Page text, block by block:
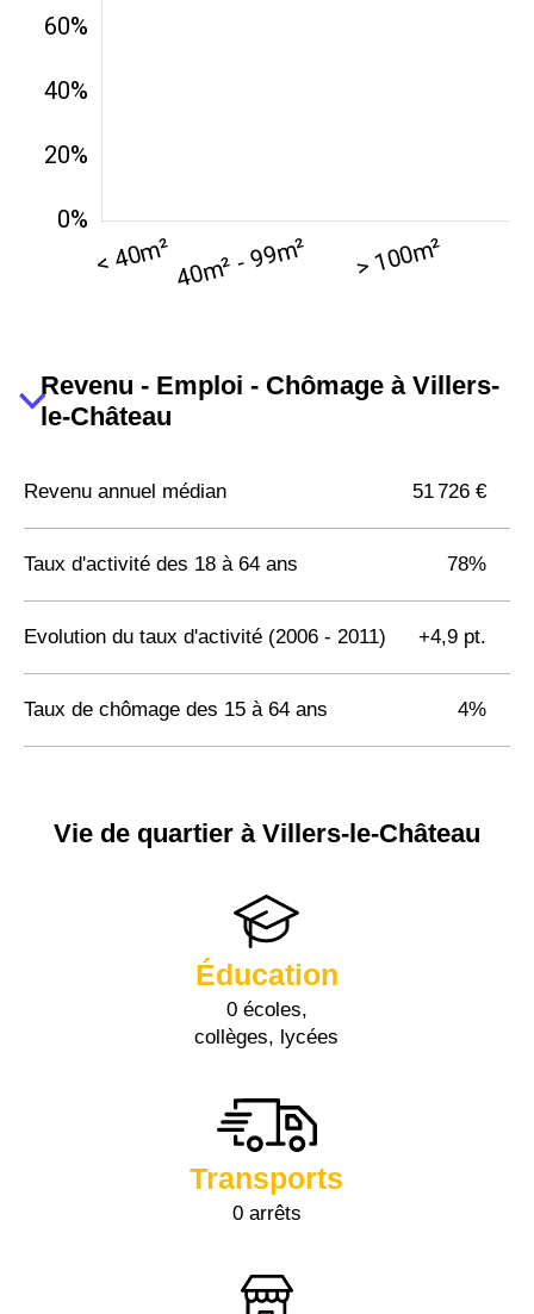
Revenu - Emploi - Chômage à Villers-
le-Château
Revenu annuel médian 51 726 €
Taux d'activité des 18 à 64 ans 78%
Evolution du taux d'activité (2006 - 2011) +4,9 pt.
Taux de chômage des 15 à 64 ans 4%
Vie de quartier à Villers-le-Château
Éducation
0 écoles,
collèges, lycées
Transports
0 arrêts